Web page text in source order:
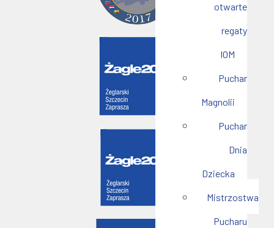
otwarte
regaty
IOM
Puchar
Magnolii
Puchar
Dnia
Dziecka
Mistrzostwa
Pucharu